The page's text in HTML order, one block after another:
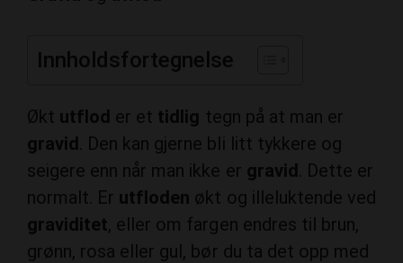
Innholdsfortegnelse
Økt utflod er et tidlig tegn på at man er
gravid . Den kan gjerne bli litt tykkere og
seigere enn når man ikke er gravid . Dette er
normalt. Er utfloden økt og illeluktende ved
graviditet, eller om fargen endres til brun,
grønn, rosa eller gul, bør du ta det opp med